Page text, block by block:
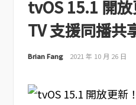
tvOS 15.1 開
TV 支援同播共
Brian Fang 2021 年 10 月 26 日